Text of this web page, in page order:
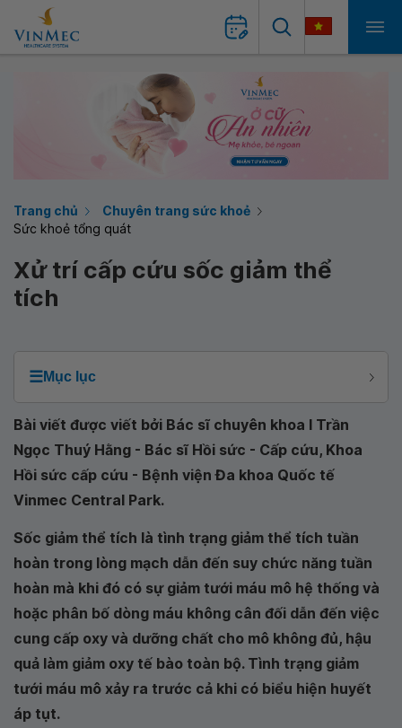
Trang chủ
Chuyên trang sức khoẻ
Sức khoẻ tổng quát
Xử trí cấp cứu sốc giảm thể
tích
☰Mục lục
Bài viết được viết bởi Bác sĩ chuyên khoa I Trần
Ngọc Thuý Hằng - Bác sĩ Hồi sức - Cấp cứu, Khoa
Hồi sức cấp cứu - Bệnh viện Đa khoa Quốc tế
Vinmec Central Park.
Sốc giảm thể tích là tình trạng giảm thể tích tuần
hoàn trong lòng mạch dẫn đến suy chức năng tuần
hoàn mà khi đó có sự giảm tưới máu mô hệ thống và
hoặc phân bố dòng máu không cân đối dẫn đến việc
cung cấp oxy và dưỡng chất cho mô không đủ, hậu
quả làm giảm oxy tế bào toàn bộ. Tình trạng giảm
tưới máu mô xảy ra trước cả khi có biểu hiện huyết
áp tụt.